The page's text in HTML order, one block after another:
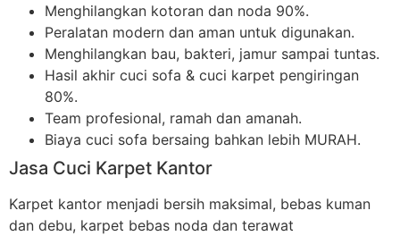
Menghilangkan kotoran dan noda 90%.
Peralatan modern dan aman untuk digunakan.
Menghilangkan bau, bakteri, jamur sampai tuntas.
Hasil akhir cuci sofa & cuci karpet pengiringan
80%.
Team profesional, ramah dan amanah.
Biaya cuci sofa bersaing bahkan lebih MURAH.
Jasa Cuci Karpet Kantor
Karpet kantor menjadi bersih maksimal, bebas kuman
dan debu, karpet bebas noda dan terawat